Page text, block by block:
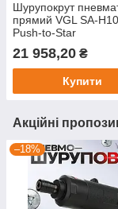
Шурупокрут
прямий VGL SA-
Push-to-Star
21 958,20 ₴
Купити
Акційні
–18%